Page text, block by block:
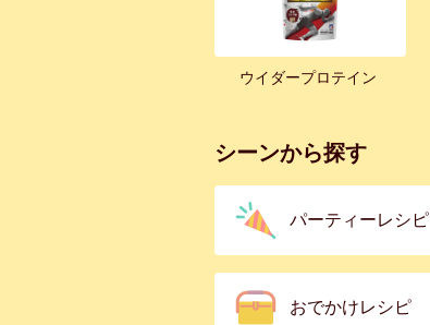
ウイダープロテイン
シーンから探す
パーティーレシピ
おでかけレシピ